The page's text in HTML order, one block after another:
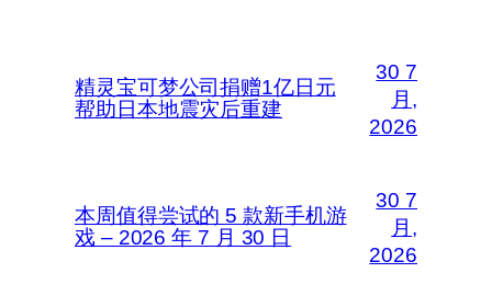
精灵宝可梦公司捐赠1亿日元
帮助日本地震灾后重建
30 7
月,
2026
本周值得尝试的 5 款新手机游
戏 – 2026 年 7 月 30 日
30 7
月,
2026